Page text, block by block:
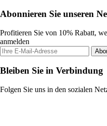
Abonnieren Sie unseren
Profitieren Sie von 10% Rabatt,
anmelden
Bleiben Sie in Verbindung
Folgen Sie uns in den sozialen